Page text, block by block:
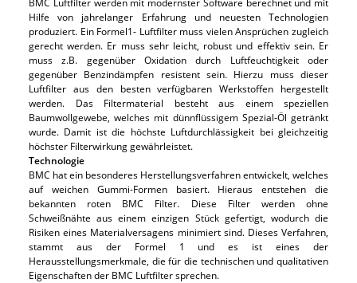
Hilfe von jahrelanger Erfahrung und neuesten Technologien
produziert. Ein Formel1- Luftfilter muss vielen Ansprüchen zugleich
gerecht werden. Er muss sehr leicht, robust und effektiv sein. Er
muss z.B. gegenüber Oxidation durch Luftfeuchtigkeit oder
gegenüber Benzindämpfen resistent sein. Hierzu muss dieser
Luftfilter aus den besten verfügbaren Werkstoffen hergestellt
werden. Das Filtermaterial besteht aus einem speziellen
Baumwollgewebe, welches mit dünnflüssigem Spezial-Öl getränkt
wurde. Damit ist die höchste Luftdurchlässigkeit bei gleichzeitig
höchster Filterwirkung gewährleistet.
Technologie
BMC hat ein besonderes Herstellungsverfahren entwickelt, welches
auf weichen Gummi-Formen basiert. Hieraus entstehen die
bekannten roten BMC Filter. Diese Filter werden ohne
Schweißnähte aus einem einzigen Stück gefertigt, wodurch die
Risiken eines Materialversagens minimiert sind. Dieses Verfahren,
stammt aus der Formel 1 und es ist eines der
Herausstellungsmerkmale, die für die technischen und qualitativen
Eigenschaften der BMC Luftfilter sprechen.